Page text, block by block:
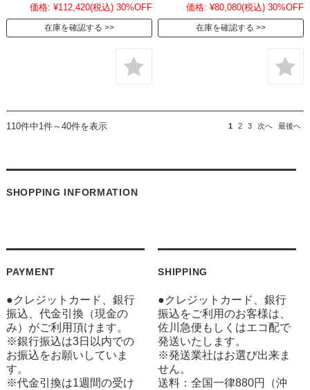
価格: ¥112,420(税込) 30%OFF
在庫を確認する
価格: ¥80,080(税込) 30%OFF
在庫を確認する
110件中1件～40件を表示 1 2 3 次へ 最後へ
SHOPPING INFORMATION
PAYMENT
●クレジットカード、銀行
振込、代金引換（現金の
み）がご利用頂けます。
※銀行振込は3日以内での
お振込をお願いしていま
す。
※代金引換は1週間の受け
SHIPPING
●クレジットカード、銀行
振込をご利用のお客様は、
佐川急便もしくはエコ配で
発送いたします。
※発送業社はお選び出来ま
せん。
送料：全国一律880円（沖